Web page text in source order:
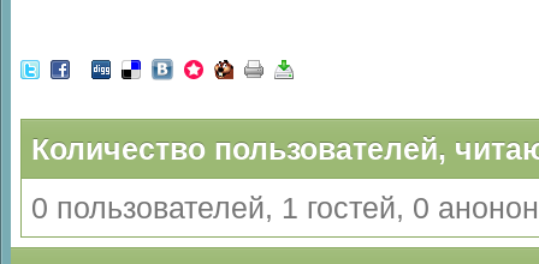
Количество пользователей,
0 пользователей, 1 гостей, 0